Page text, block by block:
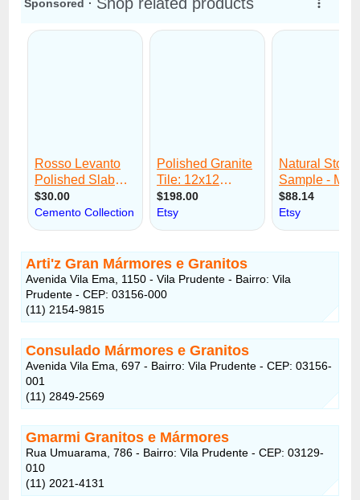
Arti'z Gran Mármores e Granitos
Avenida Vila Ema, 1150 - Vila Prudente - Bairro: Vila
Prudente - CEP: 03156-000
(11) 2154-9815
Consulado Mármores e Granitos
Avenida Vila Ema, 697 - Bairro: Vila Prudente - CEP: 03156-
001
(11) 2849-2569
Gmarmi Granitos e Mármores
Rua Umuarama, 786 - Bairro: Vila Prudente - CEP: 03129-
010
(11) 2021-4131